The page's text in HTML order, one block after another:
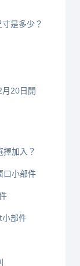
是多少？
月20日開
擇加入？
口小部件
小部件